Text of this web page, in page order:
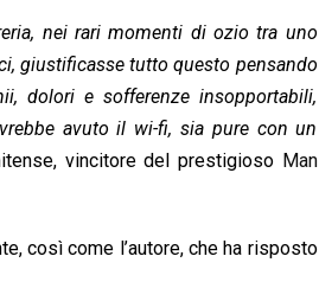
3
0
1
5
nei rari momenti di ozio tra uno
giustificasse tutto questo pensando
dolori e sofferenze insopportabili,
avuto il wi-fi, sia pure con un
vincitore del prestigioso Man
così come l’autore, che ha risposto